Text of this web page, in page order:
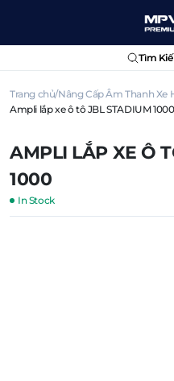
Tìm
Trang chủ Nâng Cấp Âm Thanh Xe
Ampli lắp xe ô tô JBL STADIUM 1000
AMPLI LẮP XE Ô
1000
In Stock